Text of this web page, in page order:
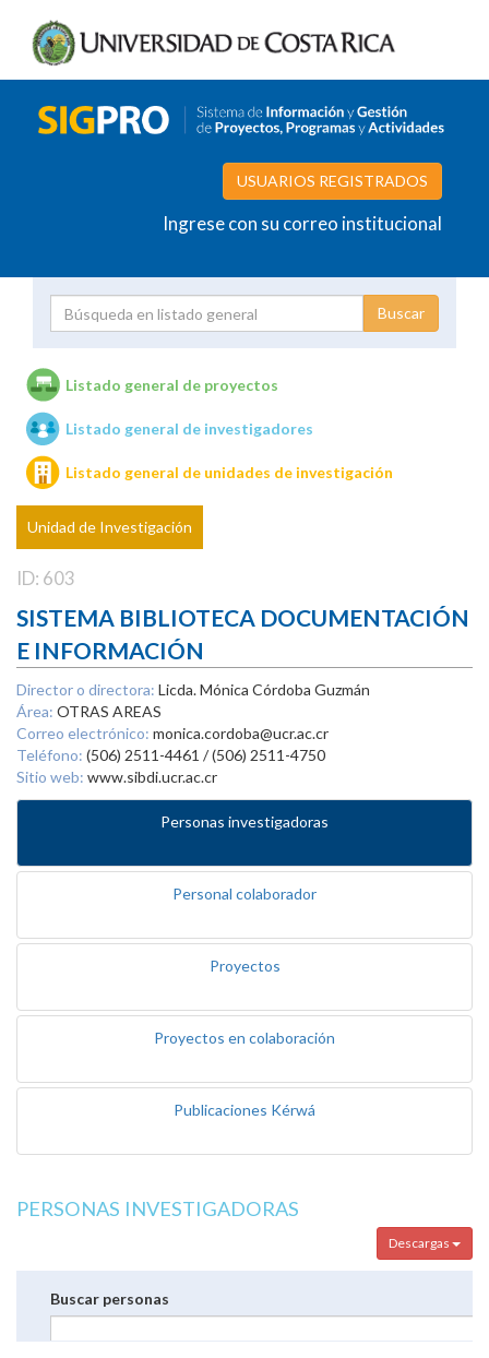
USUARIOS REGISTRADOS
Ingrese con su correo institucional
Unidades de investigación
Listado general de proyectos
Listado general de investigadores
Listado general de unidades de investigación
Unidad de Investigación
ID: 603
SISTEMA BIBLIOTECA DOCUMENTACIÓN
E INFORMACIÓN
Director o directora: Licda. Mónica Córdoba Guzmán
Área: OTRAS AREAS
Correo electrónico: monica.cordoba@ucr.ac.cr
Teléfono: (506) 2511-4461 / (506) 2511-4750
Sitio web: www.sibdi.ucr.ac.cr
Personas investigadoras
Personal colaborador
Proyectos
Proyectos en colaboración
Publicaciones Kérwá
PERSONAS INVESTIGADORAS
Descargas
Buscar personas